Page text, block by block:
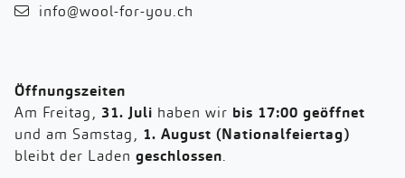
info@wool-for-you.ch
Öffnungszeiten
Am Freitag, 31. Juli haben wir bis 17:00 geöffnet
und am Samstag, 1. August (Nationalfeiertag)
bleibt der Laden geschlossen.